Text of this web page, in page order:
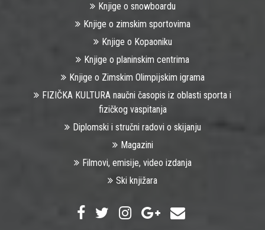
Knjige o snowboardu
Knjige o zimskim sportovima
Knjige o Kopaoniku
Knjige o planinskim centrima
Knjige o Zimskim Olimpijskim igrama
FIZIČKA KULTURA naučni časopis iz oblasti sporta i
fizičkog vaspitanja
Diplomski i stručni radovi o skijanju
Magazini
Filmovi, emisije, video izdanja
Ski knjižara